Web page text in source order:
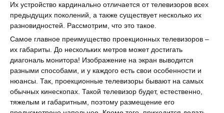
Их устройство кардинально отличается от телевизоров всех
предыдущих поколений, а также существует несколько их
разновидностей. Рассмотрим, что это такое.
Самое главное преимущество проекционных телевизоров –
их габариты. До нескольких метров может достигать
диагональ монитора! Изображение на экран выводится
разными способами, и у каждого есть свои особенности и
нюансы. Так, проекционные телевизоры бывают на самых
обычных кинескопах. Такой телевизор будет, естественно,
тяжелым и габаритным, поэтому размещение его